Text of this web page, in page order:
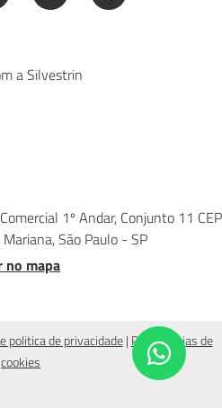
a Silvestrin
1º Andar, Conjunto 11 CEP
São Paulo - SP
no mapa
politica de privacidade| Preferências de
cookies